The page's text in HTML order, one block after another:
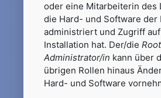
oder eine Mitarbeiterin des
die Hard- und Software der
administriert und Zugriff
Installation hat. Der/die
Administrator/in kann über
übrigen Rollen hinaus
Hard- und Software